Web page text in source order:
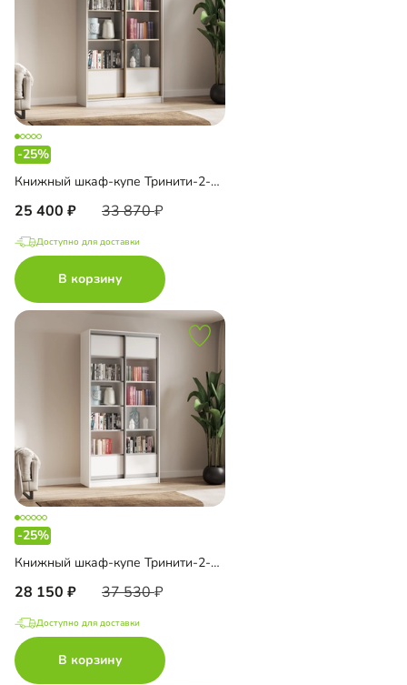
-25%
Книжный шкаф-купе Тринити-2-2 4 полки
25 400 33 870
Доступно для доставки
В корзину
-25%
Книжный шкаф-купе Тринити-2-2 5 полок
28 150 37 530
Доступно для доставки
В корзину